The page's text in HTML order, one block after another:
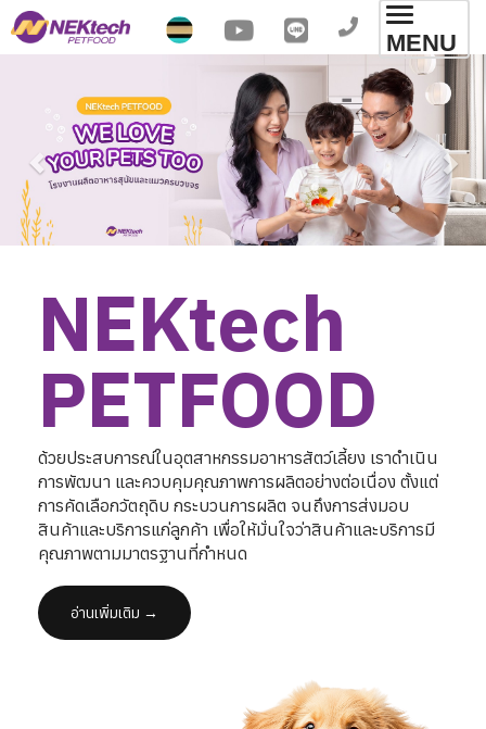
MENU
NEKtech
PETFOOD
ด้วยประสบการณ์ในอุตสาหกรรมอาหารสัตว์เลี้ยง เราดำเนิน
การพัฒนา และควบคุมคุณภาพการผลิตอย่างต่อเนื่อง ตั้งแต่
การคัดเลือกวัตถุดิบ กระบวนการผลิต จนถึงการส่งมอบ
สินค้าและบริการแก่ลูกค้า เพื่อให้มั่นใจว่าสินค้าและบริการมี
คุณภาพตามมาตรฐานที่กำหนด
อ่านเพิ่มเติม →